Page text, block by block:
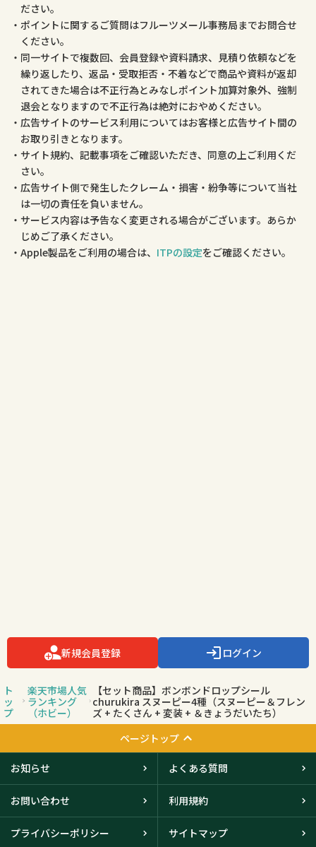
ださい。
ポイントに関するご質問はフルーツメール事務局までお問合せ
ください。
同一サイトで複数回、会員登録や資料請求、見積り依頼などを
繰り返したり、返品・受取拒否・不着などで商品や資料が返却
されてきた場合は不正行為とみなしポイント加算対象外、強制
退会となりますので不正行為は絶対におやめください。
広告サイトのサービス利用についてはお客様と広告サイト間の
お取り引きとなります。
サイト規約、記載事項をご確認いただき、同意の上ご利用くだ
さい。
広告サイト側で発生したクレーム・損害・紛争等について当社
は一切の責任を負いません。
サービス内容は予告なく変更される場合がございます。あらか
じめご了承ください。
Apple製品をご利用の場合は、 ITPの設定をご確認ください。
新規会員登録 ログイン
ト
ッ
プ
楽天市場人気
ランキング
（ホビー）
【セット商品】ボンボンドロップシール
churukira スヌーピー4種（スヌーピー＆フレン
ズ + たくさん + 変装 + ＆きょうだいたち）
ページトップ
お知らせ よくある質問
お問い合わせ 利用規約
プライバシーポリシー サイトマップ